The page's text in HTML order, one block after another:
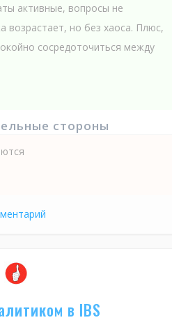
активные, вопросы не
возрастает, но без хаоса. Плюс,
сосредоточиться между
стороны
в IBS